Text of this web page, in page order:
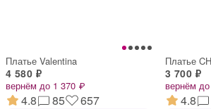
Платье Valentina
4 580 ₽
вернём до 1 370 ₽
4.8 85 657
Платье
3 700 ₽
вернём
4.8